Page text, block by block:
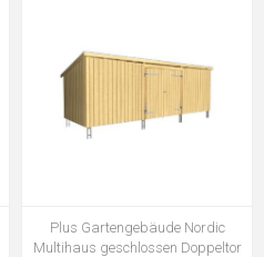
Plus Gartengebäude Nordic
Multihaus geschlossen Doppeltor